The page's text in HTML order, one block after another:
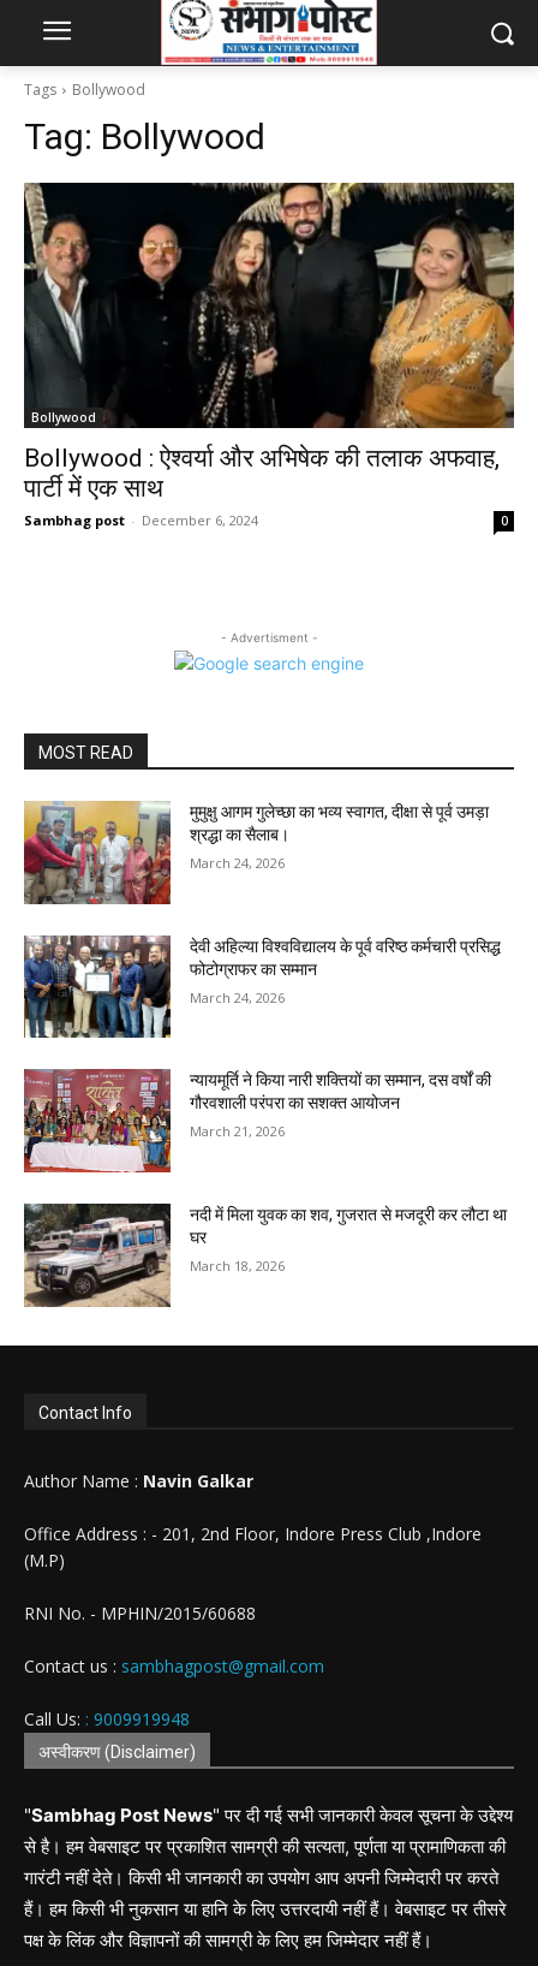
Tags Bollywood
Tag: Bollywood
Bollywood
Bollywood : ऐश्वर्या और अभिषेक की तलाक अफवाह,
पार्टी में एक साथ
Sambhag post - December 6, 2024 0
- Advertisment -
MOST READ
मुमुक्षु आगम गुलेच्छा का भव्य स्वागत, दीक्षा से पूर्व उमड़ा
श्रद्धा का सैलाब।
March 24, 2026
देवी अहिल्या विश्वविद्यालय के पूर्व वरिष्ठ कर्मचारी प्रसिद्ध
फोटोग्राफर का सम्मान
March 24, 2026
न्यायमूर्ति ने किया नारी शक्तियों का सम्मान, दस वर्षों की
गौरवशाली परंपरा का सशक्त आयोजन
March 21, 2026
नदी में मिला युवक का शव, गुजरात से मजदूरी कर लौटा था
घर
March 18, 2026
Contact Info
Author Name : Navin Galkar
Office Address : - 201, 2nd Floor, Indore Press Club ,Indore
(M.P)
RNI No. - MPHIN/2015/60688
Contact us : sambhagpost@gmail.com
Call Us: : 9009919948
अस्वीकरण (Disclaimer)
"Sambhag Post News" पर दी गई सभी जानकारी केवल सूचना के उद्देश्य
से है। हम वेबसाइट पर प्रकाशित सामग्री की सत्यता, पूर्णता या प्रामाणिकता की
गारंटी नहीं देते। किसी भी जानकारी का उपयोग आप अपनी जिम्मेदारी पर करते
हैं। हम किसी भी नुकसान या हानि के लिए उत्तरदायी नहीं हैं। वेबसाइट पर तीसरे
पक्ष के लिंक और विज्ञापनों की सामग्री के लिए हम जिम्मेदार नहीं हैं।